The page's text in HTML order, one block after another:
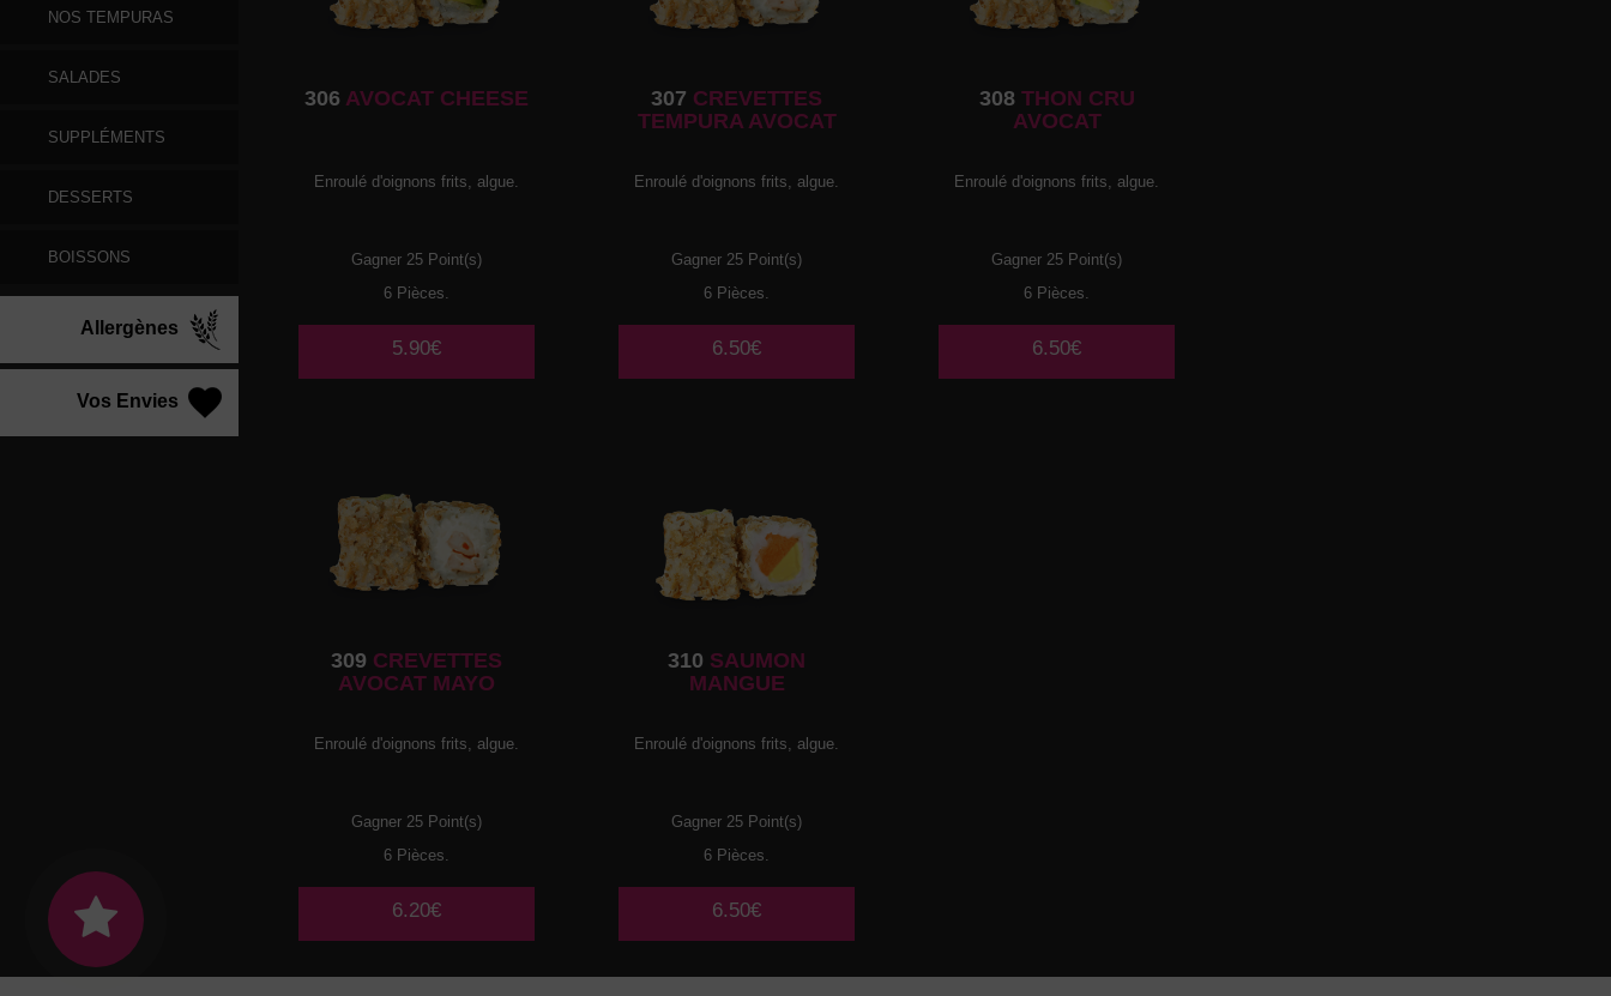
NOS TEMPURAS
SALADES
SUPPLÉMENTS
DESSERTS
BOISSONS
Allergènes
Vos Envies
306 AVOCAT CHEESE
Enroulé d'oignons frits, algue.
Gagner 25 Point(s)
6 Pièces.
5.90€
307 CREVETTES
TEMPURA AVOCAT
Enroulé d'oignons frits, algue.
Gagner 25 Point(s)
6 Pièces.
6.50€
308THON CRU
AVOCAT
Enroulé d'oignons frits, algue.
Gagner 25 Point(s)
6 Pièces.
6.50€
309 CREVETTES
AVOCAT MAYO
Enroulé d'oignons frits, algue.
Gagner 25 Point(s)
6 Pièces.
6.20€
310 SAUMON
MANGUE
Enroulé d'oignons frits, algue.
Gagner 25 Point(s)
6 Pièces.
6.50€